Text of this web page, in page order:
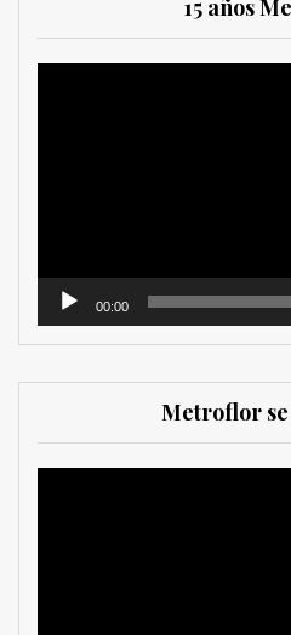
15 años
00:00
Metroflor